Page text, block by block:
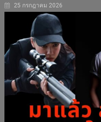
25 กรกฎาคม 2026